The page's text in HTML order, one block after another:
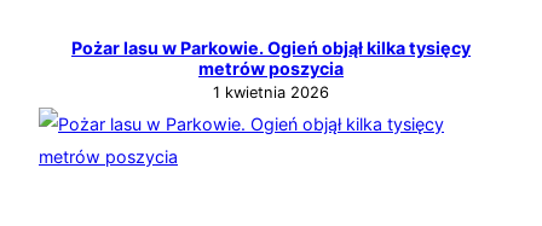
Pożar lasu w Parkowie. Ogień objął kilka tysięcy
metrów poszycia
1 kwietnia 2026